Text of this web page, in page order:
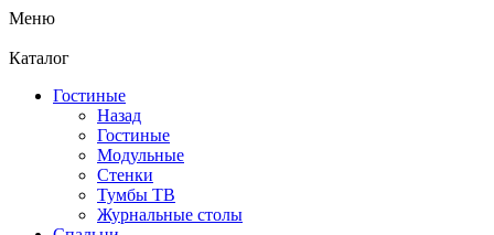
Меню
Каталог
Гостиные
Назад
Гостиные
Модульные
Стенки
Тумбы ТВ
Журнальные столы